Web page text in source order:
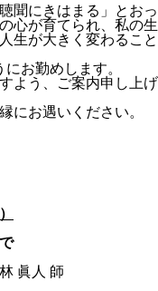
聞にきはまる」とお
心が育てられ、私の
生が大きく変わるこ
お勤めします。
よう、ご案内申し上
にお遇いください。
眞人 師